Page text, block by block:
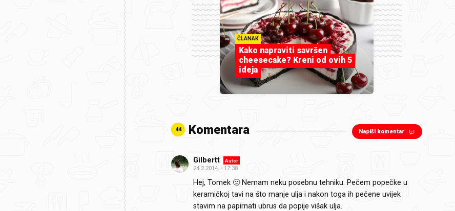
ČLANAK
Kako napraviti savršen
cheesecake? Kreni od ovih 5
ideja
44 Komentara Napiši komentar
Gilbertt Autor
24.2.2014. 17:38
Hej, Tomek 🙂 Nemam neku posebnu tehniku. Pečem popečke u
keramičkoj tavi na što manje ulja i nakon toga ih pečene uvijek
stavim na papirnati ubrus da popije višak ulja.